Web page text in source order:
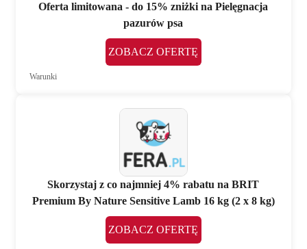
Oferta limitowana - do 15% zniżki na Pielęgnacja
pazurów psa
ZOBACZ OFERTĘ
Warunki
Skorzystaj z co najmniej 4% rabatu na BRIT
Premium By Nature Sensitive Lamb 16 kg (2 x 8 kg)
ZOBACZ OFERTĘ